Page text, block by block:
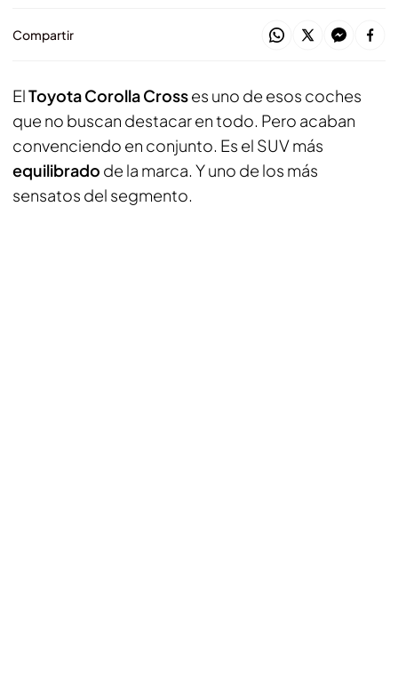
Compartir
ElToyota Corolla Crosses uno de esos coches
que no buscan destacar en todo. Pero acaban
convenciendo en conjunto. Es el SUV más
equilibrado de la marca. Y uno de los más
sensatos del segmento.